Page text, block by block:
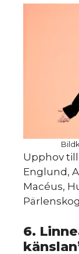
Upphov
Englund,
Macéus,
6.